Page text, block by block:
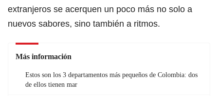
extranjeros se acerquen un poco más no solo a
nuevos sabores, sino también a ritmos.
Más información
Estos son los 3 departamentos más pequeños de Colombia: dos
de ellos tienen mar